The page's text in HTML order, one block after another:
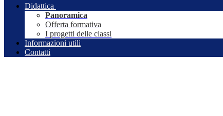
Didattica
Panoramica
Offerta formativa
I progetti delle classi
Informazioni utili
Contatti